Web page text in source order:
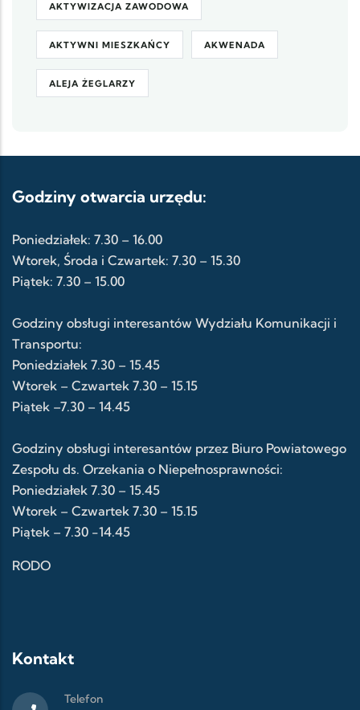
AKTYWIZACJA ZAWODOWA
AKTYWNI MIESZKAŃCY AKWENADA
ALEJA ŻEGLARZY
Godziny otwarcia urzędu:
Poniedziałek: 7.30 – 16.00
Wtorek, Środa i Czwartek: 7.30 – 15.30
Piątek: 7.30 – 15.00
Godziny obsługi interesantów Wydziału Komunikacji i
Transportu:
Poniedziałek 7.30 – 15.45
Wtorek – Czwartek 7.30 – 15.15
Piątek –7.30 – 14.45
Godziny obsługi interesantów przez Biuro Powiatowego
Zespołu ds. Orzekania o Niepełnosprawności:
Poniedziałek 7.30 – 15.45
Wtorek – Czwartek 7.30 – 15.15
Piątek – 7.30 -14.45
RODO
Kontakt
Telefon